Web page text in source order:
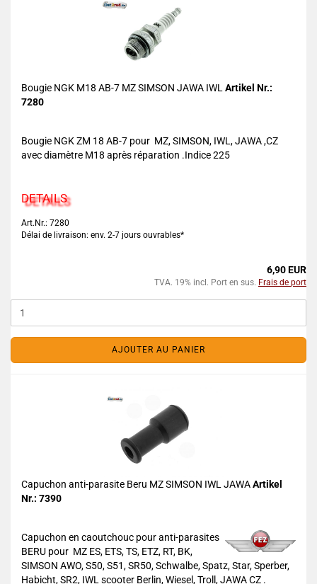
Bougie NGK M18 AB-7 MZ SIMSON JAWA IWL Artikel Nr.:
7280
Bougie NGK ZM 18 AB-7 pour MZ, SIMSON, IWL, JAWA ,CZ
avec diamètre M18 après réparation .Indice 225
DETAILS
Art.Nr.: 7280
Délai de livraison: env. 2-7 jours ouvrables*
6,90 EUR
TVA. 19% incl. Port en sus. Frais de port
AJOUTER AU PANIER
Capuchon anti-parasite Beru MZ SIMSON IWL JAWAArtikel
Nr.: 7390
Capuchon en caoutchouc pour anti-parasites
BERU pour MZ ES, ETS, TS, ETZ, RT, BK,
SIMSON AWO, S50, S51, SR50, Schwalbe, Spatz, Star, Sperber,
Habicht, SR2, IWL scooter Berlin, Wiesel, Troll, JAWA CZ .